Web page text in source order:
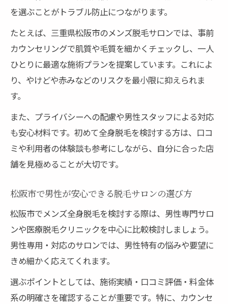
を選ぶことがトラブル防止につながります。
たとえば、三重県松阪市のメンズ脱毛サロンでは、事前
カウンセリングで肌質や毛質を細かくチェックし、一人
ひとりに最適な施術プランを提案しています。これによ
り、やけどや赤みなどのリスクを最小限に抑えられま
す。
また、プライバシーへの配慮や男性スタッフによる対応
も安心材料です。初めて全身脱毛を検討する方は、口コ
ミや利用者の体験談も参考にしながら、自分に合った店
舗を見極めることが大切です。
松阪市で男性が安心できる脱毛サロンの選び方
松阪市でメンズ全身脱毛を検討する際は、男性専門サロ
ンや医療脱毛クリニックを中心に比較検討しましょう。
男性専用・対応のサロンでは、男性特有の悩みや要望に
きめ細かく応えてくれます。
選ぶポイントとしては、施術実績・口コミ評価・料金体
系の明確さを確認することが重要です。特に、カウンセ